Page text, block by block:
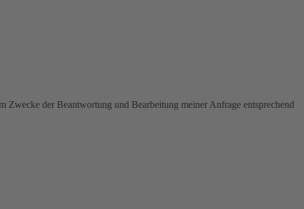
Zwecke der Beantwortung und Bearbeitung meiner Anfrage entsprechend